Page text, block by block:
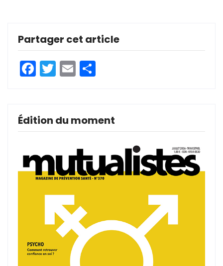
Partager cet article
Facebook
Twitter
Email
Édition du moment